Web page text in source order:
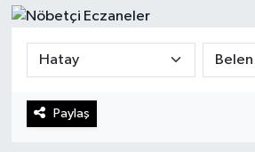
Paylaş
Magazin
Spor
Süper Lig Puan Durumu ve
Tüm Manşetler